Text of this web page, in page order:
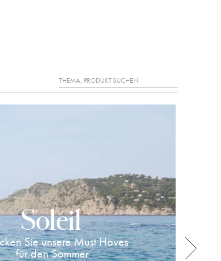
Suche
Soleil
Sie unsere Must Haves
für den Sommer